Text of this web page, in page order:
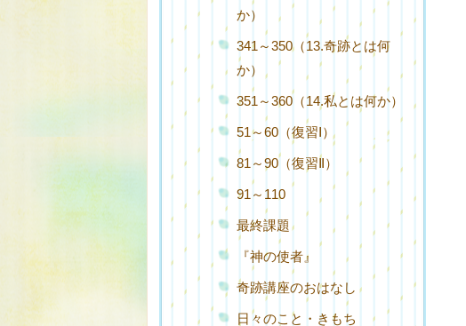
か）
341～350（13.奇跡とは何
か）
351～360（14.私とは何か）
51～60（復習Ⅰ）
81～90（復習Ⅱ）
91～110
最終課題
『神の使者』
奇跡講座のおはなし
日々のこと・きもち